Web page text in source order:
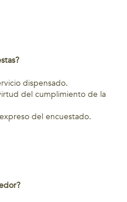
dispensado.
del cumplimiento de la
del encuestado.